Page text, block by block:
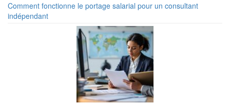
Comment fonctionne le portage salarial pour un consultant
indépendant